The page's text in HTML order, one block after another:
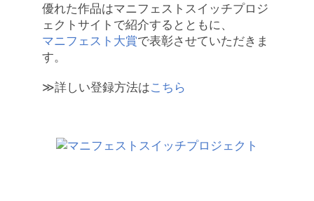
優れた作品はマニフェストスイッチプロジ
ェクトサイトで紹介するとともに、
マニフェスト大賞で表彰させていただきま
す。
≫詳しい登録方法はこちら